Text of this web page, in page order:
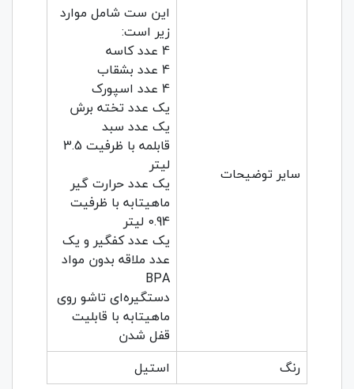
سایر توضیحات
این ست شامل موارد
زیر است:
4 عدد کاسه
4 عدد بشقاب
4 عدد اسپورک
یک عدد تخته برش
یک عدد سبد
قابلمه با ظرفیت 3.5
لیتر
یک عدد حرارت گیر
ماهیتابه با ظرفیت
0.94 لیتر
یک عدد کفگیر و یک
عدد ملاقه بدون مواد
BPA
دستگیره‌ای تاشو روی
ماهیتابه با قابلیت
قفل شدن
رنگ
استیل